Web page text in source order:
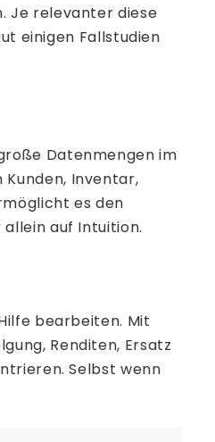
Je relevanter diese
einigen Fallstudien
Datenmengen im
Inventar,
es den
auf Intuition.
bearbeiten. Mit
Renditen, Ersatz
Selbst wenn